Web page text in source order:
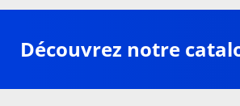
Découvrez notre